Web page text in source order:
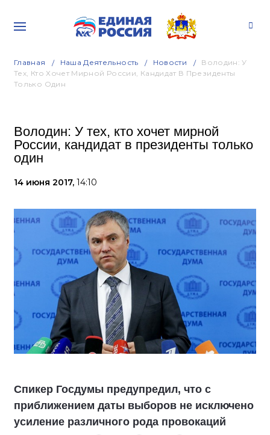
Главная Наша Деятельность Новости
Володин: У
Тех, Кто Хочет Мирной России, Кандидат В Президенты
Только Один
Володин: У тех, кто хочет мирной
России, кандидат в президенты только
один
14 июня 2017, 14:10
Спикер Госдумы предупредил, что с
приближением даты выборов не исключено
усиление различного рода провокаций